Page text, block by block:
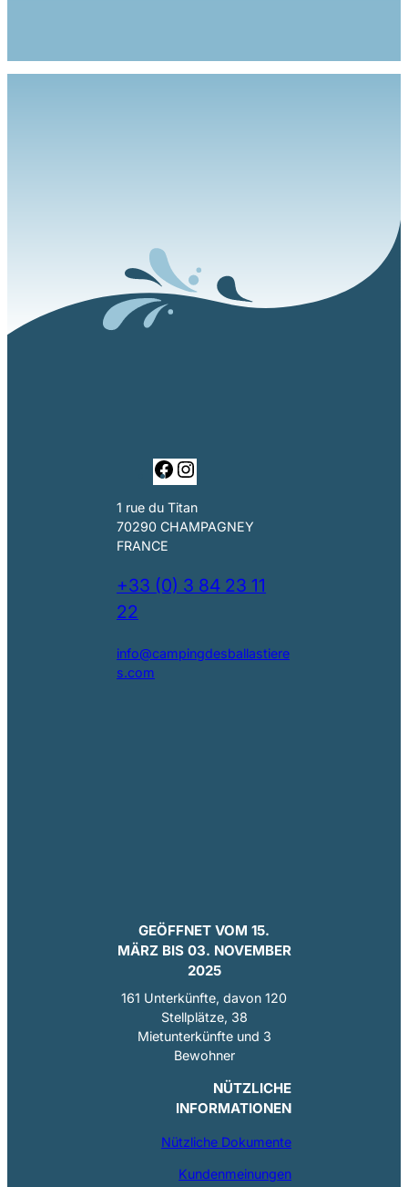
F
a
c
e
o
n
s
t
r
1 rue du Titan
70290 CHAMPAGNEY
FRANCE
+33 (0) 3 84 23 11
22
info@campingdesballastiere
s.com
GEÖFFNET VOM 15.
MÄRZ BIS 03. NOVEMBER
2025
161 Unterkünfte, davon 120
Stellplätze, 38
Mietunterkünfte und 3
Bewohner
NÜTZLICHE
INFORMATIONEN
Nützliche Dokumente
Kundenmeinungen